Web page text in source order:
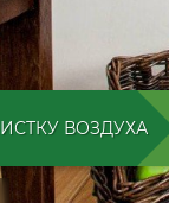
ВОЗДУХА